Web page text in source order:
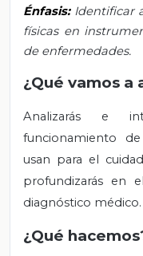
Énfasis: Identificar
físicas en
de enfermedades.
¿Qué vamos a
Analizarás e
funcionamiento
usan para el
profundizarás en
diagnóstico médico.
¿Qué